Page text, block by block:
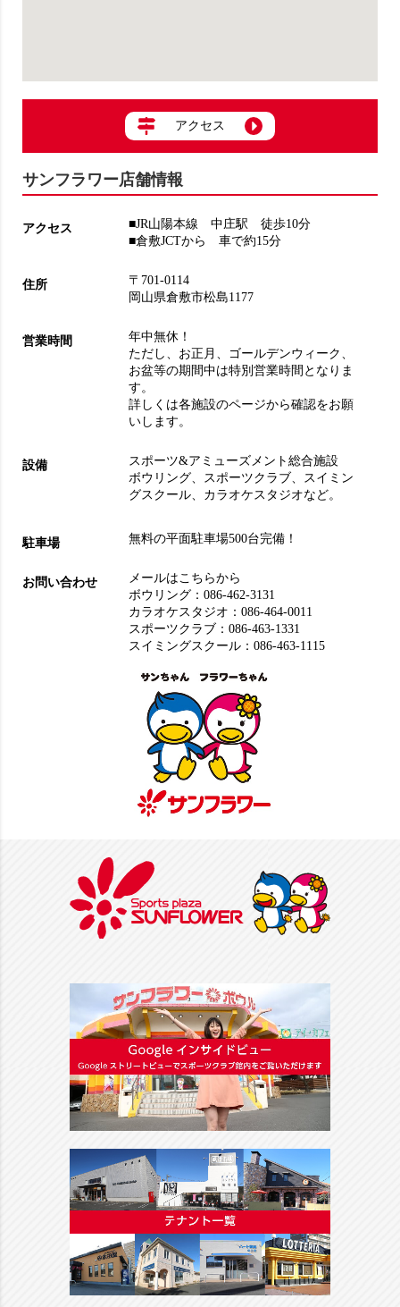
アクセス
サンフラワー店舗情報
アクセス
■JR山陽本線 中庄駅 徒歩10分
■倉敷JCTから 車で約15分
住所
〒701-0114
岡山県倉敷市松島1177
営業時間
年中無休！
ただし、お正月、ゴールデンウィーク、
お盆等の期間中は特別営業時間となりま
す。
詳しくは各施設のページから確認をお願
いします。
設備
スポーツ&アミューズメント総合施設
ボウリング、 スポーツクラブ、 スイミン
グスクール、 カラオケスタジオなど。
駐車場 無料の平面駐車場500台完備！
お問い合わせ
メールはこちらから
ボウリング：086-462-3131
カラオケスタジオ：086-464-0011
スポーツクラブ：086-463-1331
スイミングスクール：086-463-1115